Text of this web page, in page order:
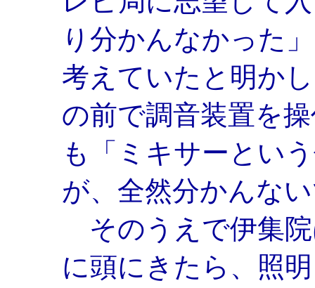
り分かんなかった
考えていたと明か
の前で調音装置を
も「ミキサーとい
が、全然分かんな
そのうえで伊集院
に頭にきたら、照